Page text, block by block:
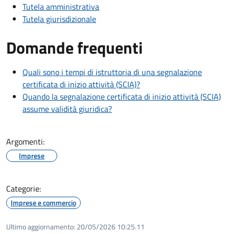
Tutela amministrativa
Tutela giurisdizionale
Domande frequenti
Quali sono i tempi di istruttoria di una segnalazione
certificata di inizio attività (SCIA)?
Quando la segnalazione certificata di inizio attività (SCIA)
assume validità giuridica?
Argomenti:
Imprese
Categorie:
Imprese e commercio
Ultimo aggiornamento: 20/05/2026 10:25.11